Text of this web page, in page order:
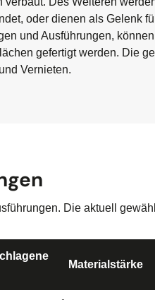
oder dienen als Gelenk
und Ausführungen,
gefertigt werden. Die
Vernieten.
Die aktuell
Materialstärke